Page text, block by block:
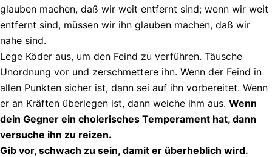
glauben machen, daß wir weit entfernt sind; wenn wir weit
entfernt sind, müssen wir ihn glauben machen, daß wir
nahe sind.
Lege Köder aus, um den Feind zu verführen. Täusche
Unordnung vor und zerschmettere ihn. Wenn der Feind in
allen Punkten sicher ist, dann sei auf ihn vorbereitet. Wenn
er an Kräften überlegen ist, dann weiche ihm aus. Wenn
dein Gegner ein cholerisches Temperament hat, dann
versuche ihn zu reizen.
Gib vor, schwach zu sein, damit er überheblich wird.